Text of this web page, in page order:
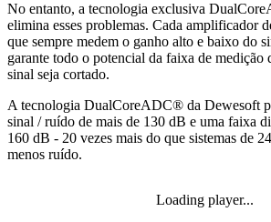
No entanto, a tecnologia exclusiva
elimina esses problemas. Cada amplificador
que sempre medem o ganho alto e baixo do
garante todo o potencial da faixa de medição
sinal seja cortado.
A tecnologia DualCoreADC® da Dewesoft
sinal / ruído de mais de 130 dB e uma faixa
160 dB - 20 vezes mais do que sistemas de
menos ruído.
Loading player...